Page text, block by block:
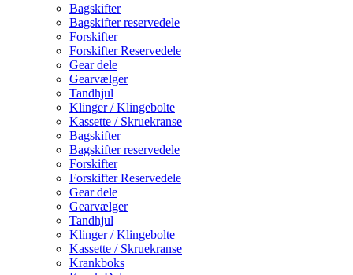
Bagskifter
Bagskifter reservedele
Forskifter
Forskifter Reservedele
Gear dele
Gearvælger
Tandhjul
Klinger / Klingebolte
Kassette / Skruekranse
Bagskifter
Bagskifter reservedele
Forskifter
Forskifter Reservedele
Gear dele
Gearvælger
Tandhjul
Klinger / Klingebolte
Kassette / Skruekranse
Krankboks